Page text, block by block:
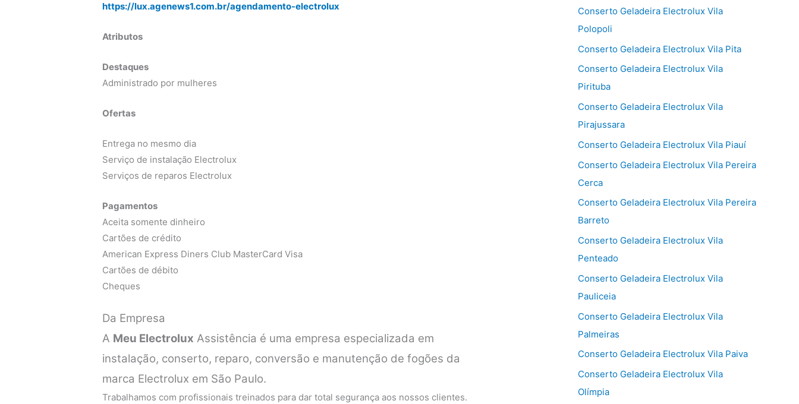
https://lux.agenews1.com.br/agendamento-electrolux
Atributos
Destaques
Administrado por mulheres
Ofertas
Entrega no mesmo dia
Serviço de instalação Electrolux
Serviços de reparos Electrolux
Pagamentos
Aceita somente dinheiro
Cartões de crédito
American Express Diners Club MasterCard Visa
Cartões de débito
Cheques
Da Empresa
A Meu Electrolux Assistência é uma empresa especializada em
instalação, conserto, reparo, conversão e manutenção de fogões da
marca Electrolux em São Paulo.
Trabalhamos com profissionais treinados para dar total segurança aos nossos clientes.
Conserto Geladeira Electrolux Vila
Polopoli
Conserto Geladeira Electrolux Vila Pita
Conserto Geladeira Electrolux Vila
Pirituba
Conserto Geladeira Electrolux Vila
Pirajussara
Conserto Geladeira Electrolux Vila Piauí
Conserto Geladeira Electrolux Vila Pereira
Cerca
Conserto Geladeira Electrolux Vila Pereira
Barreto
Conserto Geladeira Electrolux Vila
Penteado
Conserto Geladeira Electrolux Vila
Pauliceia
Conserto Geladeira Electrolux Vila
Palmeiras
Conserto Geladeira Electrolux Vila Paiva
Conserto Geladeira Electrolux Vila
Olímpia